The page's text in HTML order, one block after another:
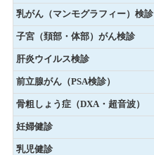
乳がん（マンモグラフィー）検診
子宮（頚部・体部）がん検診
肝炎ウイルス検診
前立腺がん（PSA検診）
骨粗しょう症（DXA・超音波）
妊婦健診
乳児健診